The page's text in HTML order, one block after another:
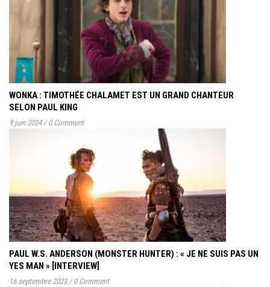
WONKA : TIMOTHÉE CHALAMET EST UN GRAND CHANTEUR
SELON PAUL KING
9 juin 2024 / 0 Comment
PAUL W.S. ANDERSON (MONSTER HUNTER) : « JE NE SUIS PAS UN
YES MAN » [INTERVIEW]
16 septembre 2023 / 0 Comment